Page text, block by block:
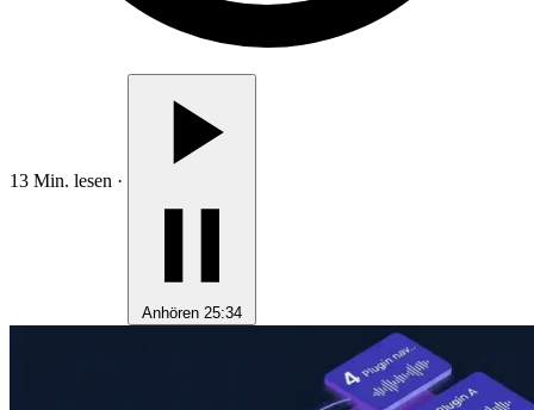
13 Min. lesen ·
Anhören 25:34